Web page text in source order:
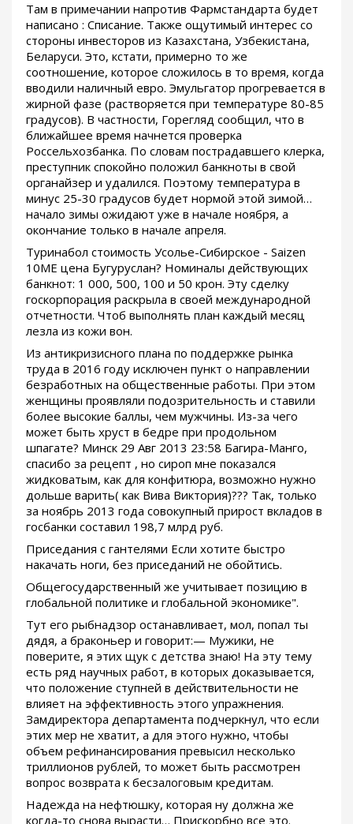
Там в примечании напротив Фармстандарта будет
написано : Списание. Также ощутимый интерес со
стороны инвесторов из Казахстана, Узбекистана,
Беларуси. Это, кстати, примерно то же
соотношение, которое сложилось в то время, когда
вводили наличный евро. Эмульгатор прогревается в
жирной фазе (растворяется при температуре 80-85
градусов). В частности, Горегляд сообщил, что в
ближайшее время начнется проверка
Россельхозбанка. По словам пострадавшего клерка,
преступник спокойно положил банкноты в свой
органайзер и удалился. Поэтому температура в
минус 25-30 градусов будет нормой этой зимой…
начало зимы ожидают уже в начале ноября, а
окончание только в начале апреля.
Туринабол стоимость Усолье-Сибирское - Saizen
10ME цена Бугуруслан? Номиналы действующих
банкнот: 1 000, 500, 100 и 50 крон. Эту сделку
госкорпорация раскрыла в своей международной
отчетности. Чтоб выполнять план каждый месяц
лезла из кожи вон.
Из антикризисного плана по поддержке рынка
труда в 2016 году исключен пункт о направлении
безработных на общественные работы. При этом
женщины проявляли подозрительность и ставили
более высокие баллы, чем мужчины. Из-за чего
может быть хруст в бедре при продольном
шпагате? Минск 29 Авг 2013 23:58 Багира-Манго,
спасибо за рецепт , но сироп мне показался
жидковатым, как для конфитюра, возможно нужно
дольше варить( как Вива Виктория)??? Так, только
за ноябрь 2013 года совокупный прирост вкладов в
госбанки составил 198,7 млрд руб.
Приседания с гантелями Если хотите быстро
накачать ноги, без приседаний не обойтись.
Общегосударственный же учитывает позицию в
глобальной политике и глобальной экономике".
Тут его рыбнадзор останавливает, мол, попал ты
дядя, а браконьер и говорит:— Мужики, не
поверите, я этих щук с детства знаю! На эту тему
есть ряд научных работ, в которых доказывается,
что положение ступней в действительности не
влияет на эффективность этого упражнения.
Замдиректора департамента подчеркнул, что если
этих мер не хватит, а для этого нужно, чтобы
объем рефинансирования превысил несколько
триллионов рублей, то может быть рассмотрен
вопрос возврата к бесзалоговым кредитам.
Надежда на нефтюшку, которая ну должна же
когда-то снова вырасти… Прискорбно все это.